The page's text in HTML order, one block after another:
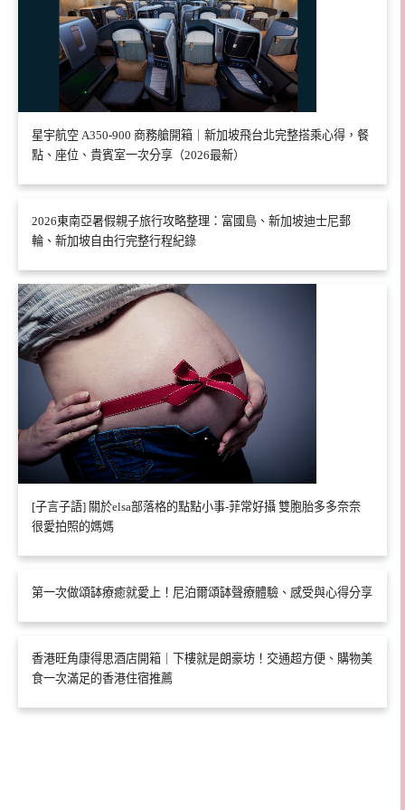
星宇航空 A350-900 商務艙開箱｜新加坡飛台北完整搭乘心得，餐
點、座位、貴賓室一次分享（2026最新）
2026東南亞暑假親子旅行攻略整理：富國島、新加坡迪士尼郵
輪、新加坡自由行完整行程紀錄
[子言子語] 關於elsa部落格的點點小事-菲常好攝 雙胞胎多多奈奈
很愛拍照的媽媽
第一次做頌缽療癒就愛上！尼泊爾頌缽聲療體驗、感受與心得分享
香港旺角康得思酒店開箱｜下樓就是朗豪坊！交通超方便、購物美
食一次滿足的香港住宿推薦